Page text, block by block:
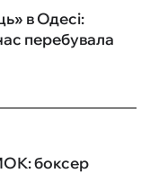
в Одесі:
перебувала
боксер